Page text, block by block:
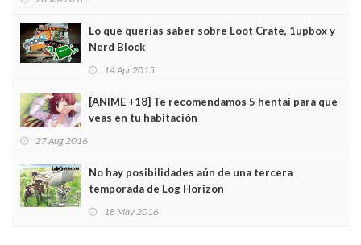
Lo que querías saber sobre Loot Crate, 1upbox y
Nerd Block
14 Apr 2015
[ANIME +18] Te recomendamos 5 hentai para que
veas en tu habitación
27 Aug 2016
No hay posibilidades aún de una tercera
temporada de Log Horizon
18 May 2016